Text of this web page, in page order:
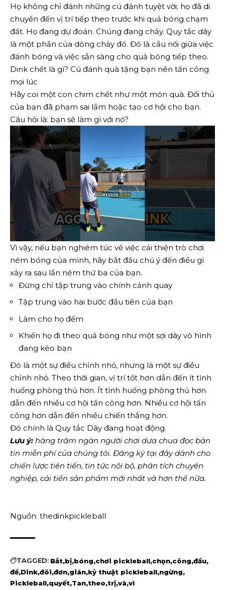
Họ không chỉ đánh những cú đánh tuyệt vời; họ đã di
chuyển đến vị trí tiếp theo trước khi quả bóng chạm
đất. Họ đang dự đoán. Chúng đang chảy. Quy tắc dây
là một phần của dòng chảy đó. Đó là cầu nối giữa việc
đánh bóng và việc sẵn sàng cho quả bóng tiếp theo.
Dink chết là gì? Cú đánh quà tặng bạn nên tấn công
mọi lúc
Hãy coi một con chim chết như một món quà. Đối thủ
của bạn đã phạm sai lầm hoặc tạo cơ hội cho bạn.
Câu hỏi là: bạn sẽ làm gì với nó?
Vì vậy, nếu bạn nghiêm túc về việc cải thiện trò chơi
ném bóng của mình, hãy bắt đầu chú ý đến điều gì
xảy ra sau lần ném thứ ba của bạn.
Đừng chỉ tập trung vào chính cảnh quay
Tập trung vào hai bước đầu tiên của bạn
Làm cho họ đếm
Khiến họ đi theo quả bóng như một sợi dây vô hình
đang kéo bạn
Đó là một sự điều chỉnh nhỏ, nhưng là một sự điều
chỉnh nhỏ. Theo thời gian, vị trí tốt hơn dẫn đến ít tình
huống phòng thủ hơn. Ít tình huống phòng thủ hơn
dẫn đến nhiều cơ hội tấn công hơn. Nhiều cơ hội tấn
công hơn dẫn đến nhiều chiến thắng hơn.
Đó chính là Quy tắc Dây đang hoạt động.
Lưu ý: hàng trăm ngàn người chơi dưa chua đọc bản
tin miễn phí của chúng tôi. Đăng ký tại đâydành cho
chiến lược tiên tiến, tin tức nội bộ, phân tích chuyên
nghiệp, cải tiến sản phẩm mới nhất và hơn thế nữa.
Nguồn: thedinkpickleball
TAGGED: Bắt bị bóng chơi pickleball chọn công đầu
để Dink đôi đơn gián kỷ thuật pickleball ngừng
Pickleball quyết Tan theo trị và vì